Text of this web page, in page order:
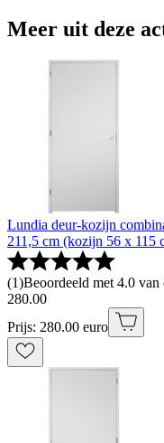
Meer uit deze
Lundia deur-kozijn
211,5 cm (kozijn 56 x 115
(1)Beoordeeld met 4.0
280.00
Prijs: 280.00 euro